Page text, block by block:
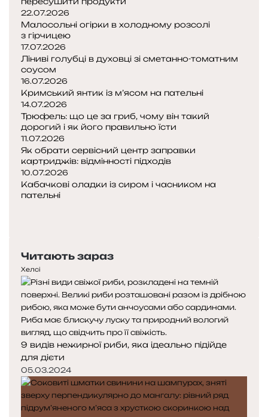
22.07.2026
Малосольні огірки в холодному розсолі
з гірчицею
17.07.2026
Ліниві голубці в духовці зі сметанно-томатним
соусом
16.07.2026
Кримський янтик із м’ясом на пательні
14.07.2026
Трюфель: що це за гриб, чому він такий
дорогий і як його правильно їсти
11.07.2026
Як обрати сервісний центр заправки
картриджів: відмінності підходів
10.07.2026
Кабачкові оладки із сиром і часником на
пательні
Читають зараз
Хелсі
9 видів нежирної риби, яка ідеально підійде
для дієти
05.03.2024